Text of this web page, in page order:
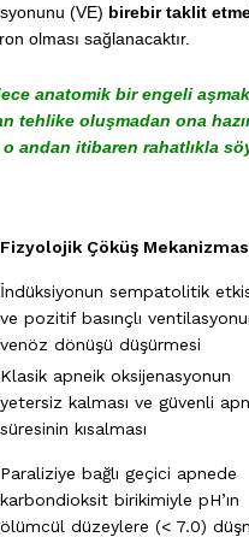
(VE) birebir taklit
olması sağlanacaktır.
anatomik bir engeli
tehlike oluşmadan ona
andan itibaren rahatlıkla
Fizyolojik Çöküş
İndüksiyonun sempatolitik
ve pozitif basınçlı
venöz dönüşü düşürmesi
Klasik apneik oksijenasyonun
yetersiz kalması ve güvenli
süresinin kısalması
Paraliziye bağlı geçici apnede
karbondioksit birikimiyle pH’ın
ölümcül düzeylere (< 7.0)